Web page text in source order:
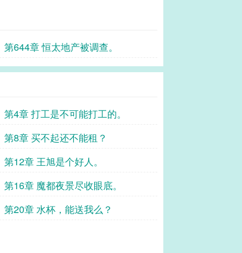
第644章 恒太地产被调查。
第4章 打工是不可能打工的。
第8章 买不起还不能租？
第12章 王旭是个好人。
第16章 魔都夜景尽收眼底。
第20章 水杯，能送我么？